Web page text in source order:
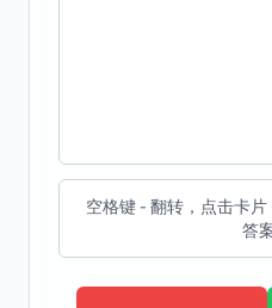
空格键 - 翻转，点击卡
答